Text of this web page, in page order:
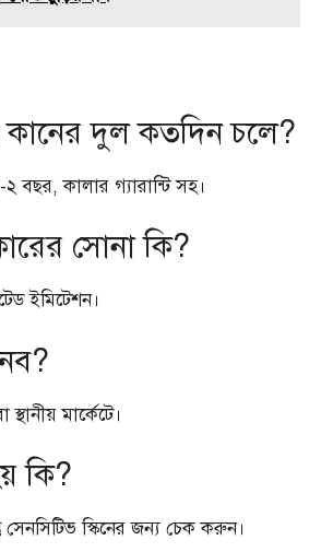
কানের দুল কতদিন চলে?
বছর, কালার গ্যারান্টি সহ।
সোনা কি?
ইমিটেশন।
মার্কেটে।
কি?
সেনসিটিভ স্কিনের জন্য চেক করুন।